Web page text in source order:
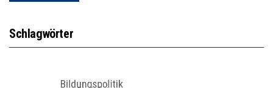
Schlagwörter